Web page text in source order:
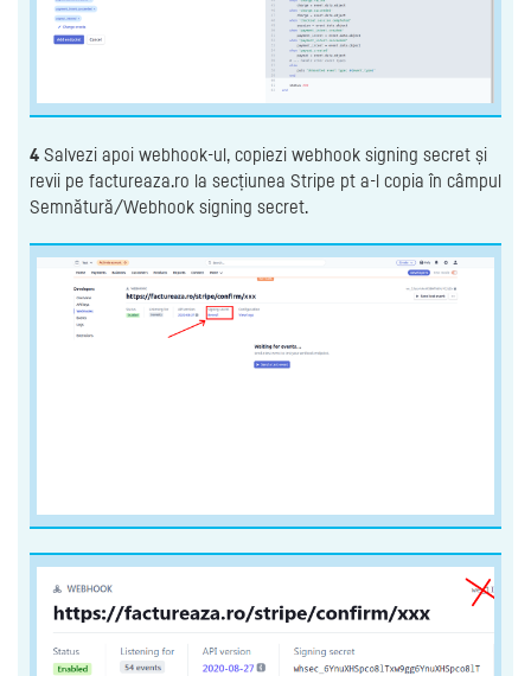
4 Salvezi apoi webhook-ul, copiezi webhook signing secret și
revii pe factureaza.ro la secțiunea Stripe pt a-l copia în câmpul
Semnătură/Webhook signing secret.